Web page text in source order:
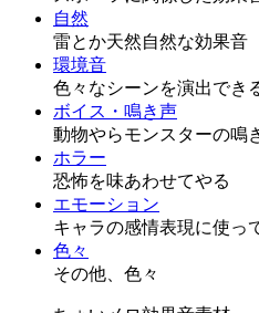
自然
雷とか天然自然な効果音
環境音
色々なシーンを演出でき
ボイス・鳴き声
動物やらモンスターの鳴
ホラー
恐怖を味あわせてやる
エモーション
キャラの感情表現に使っ
色々
その他、色々